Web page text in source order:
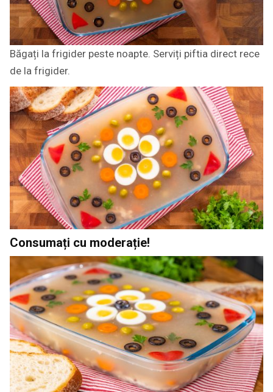
Băgați la frigider peste noapte. Serviți piftia direct rece
de la frigider.
Consumați cu moderație!